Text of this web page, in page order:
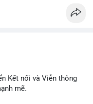
lực USD. • Binance hỗ
dẫn về $HFT, $SKYAI,
lý thị trường đang phân
Kết nối và Viễn thông
mẽ.